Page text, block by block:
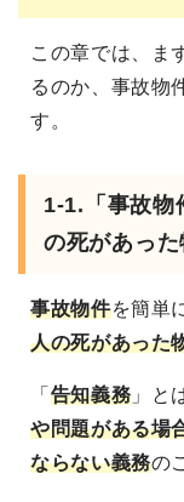
この章では、ま
るのか、事故物
す。
1-1.「事故物
の死があっ
事故物件を簡単
人の死があった
「 告知義務 」と
や問題がある場
ならない義務の